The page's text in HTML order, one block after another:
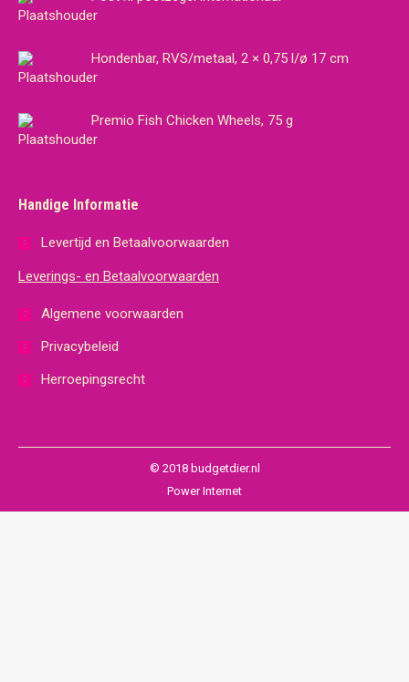
Hondenbar, RVS/metaal, 2 × 0,75 l/ø 17 cm
Premio Fish Chicken Wheels, 75 g
Handige Informatie
Levertijd en Betaalvoorwaarden
Leverings- en Betaalvoorwaarden
Algemene voorwaarden
Privacybeleid
Herroepingsrecht
© 2018 budgetdier.nl
Power Internet